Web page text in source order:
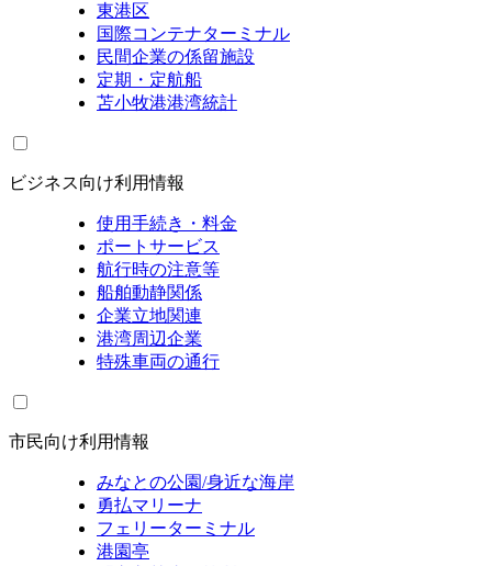
東港区
国際コンテナターミナル
民間企業の係留施設
定期・定航船
苫小牧港港湾統計
ビジネス向け利用情報
使用手続き・料金
ポートサービス
航行時の注意等
船舶動静関係
企業立地関連
港湾周辺企業
特殊車両の通行
市民向け利用情報
みなとの公園/身近な海岸
勇払マリーナ
フェリーターミナル
港園亭